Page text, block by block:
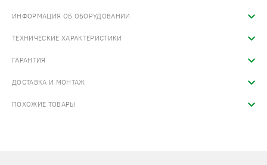
ИНФОРМАЦИЯ ОБ ОБОРУДОВАНИИ
ТЕХНИЧЕСКИЕ ХАРАКТЕРИСТИКИ
ГАРАНТИЯ
ДОСТАВКА И МОНТАЖ
ПОХОЖИЕ ТОВАРЫ